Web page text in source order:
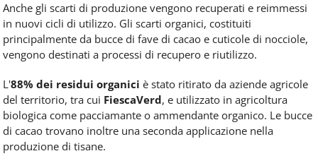
Anche gli scarti di produzione vengono recuperati e reimmessi
in nuovi cicli di utilizzo. Gli scarti organici, costituiti
principalmente da bucce di fave di cacao e cuticole di nocciole,
vengono destinati a processi di recupero e riutilizzo.
L'88% dei residui organici è stato ritirato da aziende agricole
del territorio, tra cui FiescaVerd, e utilizzato in agricoltura
biologica come pacciamante o ammendante organico. Le bucce
di cacao trovano inoltre una seconda applicazione nella
produzione di tisane.